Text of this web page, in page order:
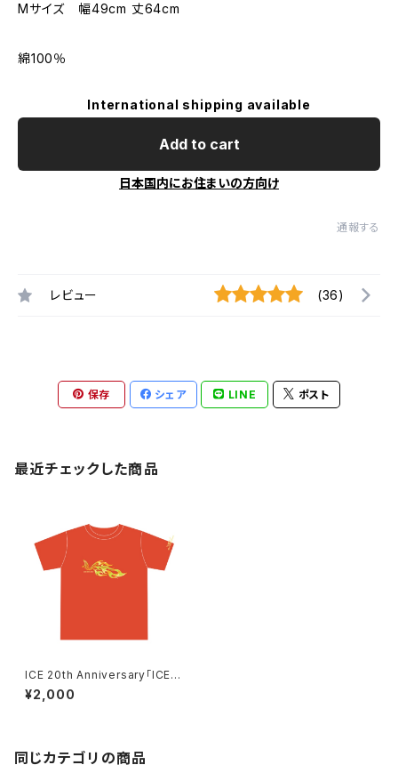
Mサイズ 幅49cm 丈64cm
綿100％
International shipping available
Add to cart
日本国内にお住まいの方向け
通報する
レビュー (36)
保存 シェア LINE ポスト
最近チェックした商品
ICE 20th Anniversary「ICE A
LIVE」Tシャツ ＊ステッカー付
き！
¥2,000
同じカテゴリの商品